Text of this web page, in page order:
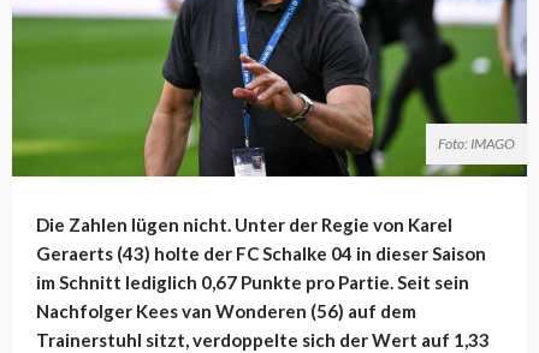
Foto: IMAGO
Die Zahlen lügen nicht. Unter der Regie von Karel
Geraerts (43) holte der FC Schalke 04 in dieser Saison
im Schnitt lediglich 0,67 Punkte pro Partie. Seit sein
Nachfolger Kees van Wonderen (56) auf dem
Trainerstuhl sitzt, verdoppelte sich der Wert auf 1,33